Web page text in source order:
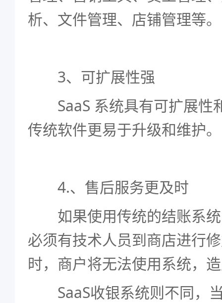
析、文件管理、店铺管理等。
3、可扩展性强
SaaS 系统具有可扩展性
传统软件更易于升级和维护。
4.、售后服务更及时
如果使用传统的结账系统
必须有技术人员到商店进行
时，商户将无法使用系统，
SaaS收银系统则不同，